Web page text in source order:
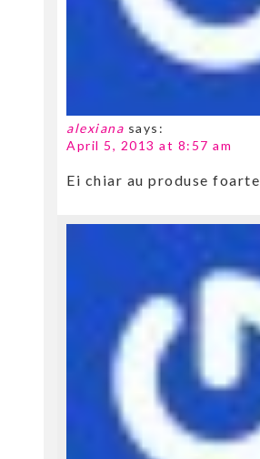
alexiana says:
April 5, 2013 at 8:57 am
Ei chiar au produse